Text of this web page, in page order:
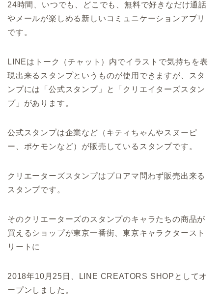
24時間、いつでも、どこでも、無料で好きなだけ通話
やメールが楽しめる新しいコミュニケーションアプリ
です。
LINEはトーク（チャット）内でイラストで気持ちを表
現出来るスタンプというものが使用できますが、スタ
ンプには「公式スタンプ」と「クリエイターズスタン
プ」があります。
公式スタンプは企業など（キティちゃんやスヌーピ
ー、ポケモンなど）が販売しているスタンプです。
クリエーターズスタンプはプロアマ問わず販売出来る
スタンプです。
そのクリエーターズのスタンプのキャラたちの商品が
買えるショップが東京一番街、東京キャラクタースト
リートに
2018年10月25日、LINE CREATORS SHOPとしてオ
ープンしました。